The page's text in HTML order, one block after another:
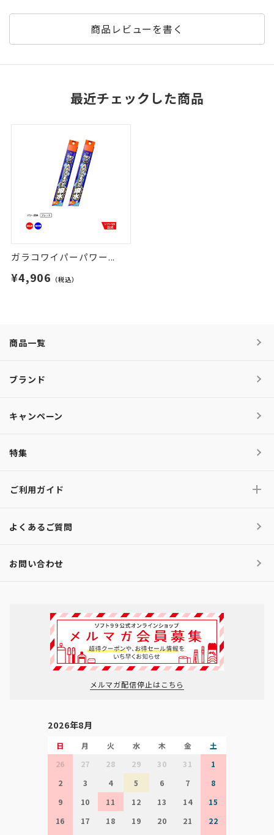
商品レビューを書く
最近チェックした商品
ガラコワイパーパワー...
¥4,906 （税込）
商品一覧
ブランド
キャンペーン
特集
ご利用ガイド
よくあるご質問
お問い合わせ
メルマガ配信停止はこちら
2026年8月
日 月 火 水 木 金
土
26
27 28 29 30 31
1
2
3 4 5 6 7
8
9
10 11 12 13 14
15
16
17 18 19 20 21
22